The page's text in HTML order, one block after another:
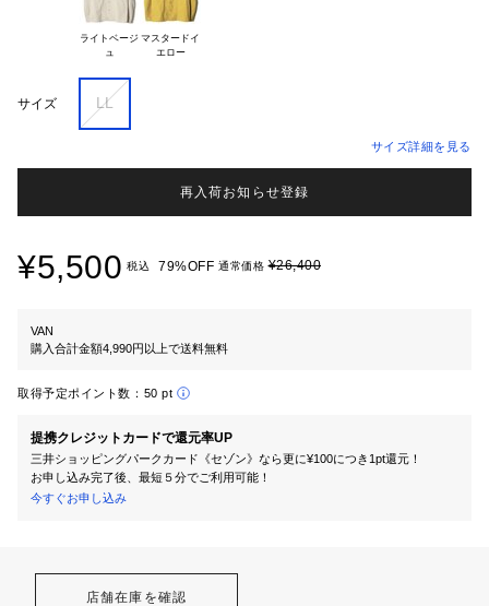
ライトベージ マスタードイ
エロー
サイズ LL
サイズ詳細を見る
再入荷お知らせ登録
¥5,500 税込 79%OFF 通常価格¥26,400
VAN
購入合計金額4,990円以上で送料無料
取得予定ポイント数： 50 pt
提携クレジットカードで還元率UP
三井ショッピングパークカード《セゾン》なら更に¥100につき1pt還元！
お申し込み完了後、最短５分でご利用可能！
今すぐお申し込み
店舗在庫を確認